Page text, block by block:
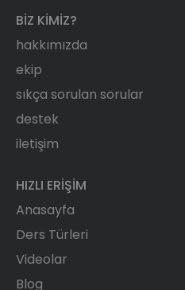
BIZ KIMIZ?
hakkımızda
ekip
sıkça sorulan sorular
destek
iletişim
HIZLI ERIŞIM
Anasayfa
Ders Türleri
Videolar
Blog